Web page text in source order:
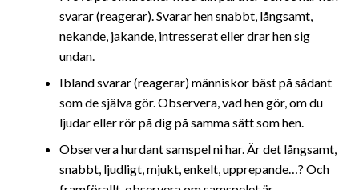
svarar (reagerar). Svarar hen snabbt, långsamt,
nekande, jakande, intresserat eller drar hen sig
undan.
Ibland svarar (reagerar) människor bäst på sådant
som de själva gör. Observera, vad hen gör, om du
ljudar eller rör på dig på samma sätt som hen.
Observera hurdant samspel ni har. Är det långsamt,
snabbt, ljudligt, mjukt, enkelt, upprepande…? Och